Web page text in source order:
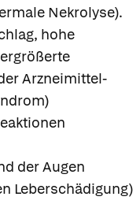
Nekrolyse).
hohe
Arzneimittel-
der Augen
Leberschädigung)